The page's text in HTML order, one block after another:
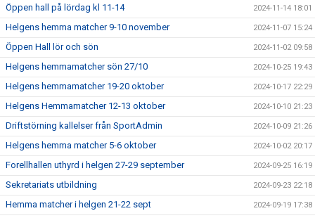
Öppen hall på lördag kl 11-14 2024-11-14 18:01
Helgens hemma matcher 9-10 november 2024-11-07 15:24
Öppen Hall lör och sön 2024-11-02 09:58
Helgens hemmamatcher sön 27/10 2024-10-25 19:43
Helgens hemmamatcher 19-20 oktober 2024-10-17 22:29
Helgens Hemmamatcher 12-13 oktober 2024-10-10 21:23
Driftstörning kallelser från SportAdmin 2024-10-09 21:26
Helgens hemma matcher 5-6 oktober 2024-10-02 20:17
Forellhallen uthyrd i helgen 27-29 september 2024-09-25 16:19
Sekretariats utbildning 2024-09-23 22:18
Hemma matcher i helgen 21-22 sept 2024-09-19 17:38